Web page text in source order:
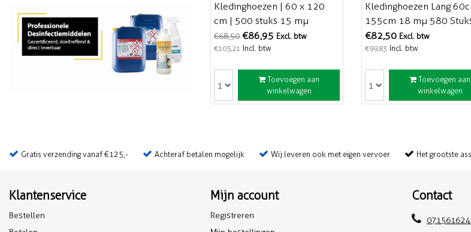
Kledinghoezen | 60 x 120
cm | 500 stuks 15 mµ
€68,50 €86,95 Excl. btw
€105,21 Incl. btw
Toevoegen aan
winkelwagen
Kledinghoezen Lang
155cm 18 mµ 580
Afscheurbaar
€82,50 Excl. btw
€99,83 Incl. btw
Toevoegen aan
winkelwagen
Gratis verzending vanaf €125,- Achteraf betalen mogelijk Wij leveren ook met eigen vervoer Het grootste
Klantenservice
Bestellen
Mijn account
Registreren
Contact